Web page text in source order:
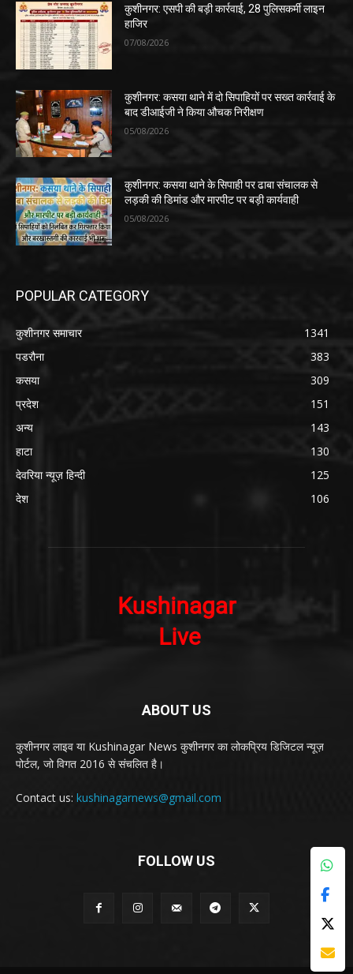
कुशीनगर: एसपी की बड़ी कार्रवाई, 28 पुलिसकर्मी लाइन
हाजिर
07/08/2026
कुशीनगर: कसया थाने में दो सिपाहियों पर सख्त कार्रवाई के
बाद डीआईजी ने किया औचक निरीक्षण
05/08/2026
कुशीनगर: कसया थाने के सिपाही पर ढाबा संचालक से
लड़की की डिमांड और मारपीट पर बड़ी कार्यवाही
05/08/2026
POPULAR CATEGORY
कुशीनगर समाचार
1341
पडरौना
383
कसया
309
प्रदेश
151
अन्य
143
हाटा
130
देवरिया न्यूज़ हिन्दी
125
देश
106
ABOUT US
कुशीनगर लाइव या Kushinagar News कुशीनगर का लोकप्रिय डिजिटल न्यूज़
पोर्टल, जो विगत 2016 से संचलित है।
Contact us: kushinagarnews@gmail.com
FOLLOW US